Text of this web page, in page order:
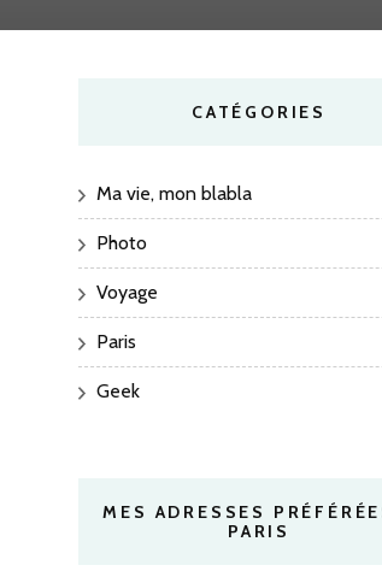
CATÉGORIES
Ma vie, mon blabla
Photo
Voyage
Paris
Geek
MES ADRESSES
PARIS